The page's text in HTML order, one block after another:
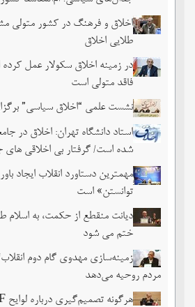
اخلاق و فرهنگ در کشور متولی
طلایی اخلاق
در زمینه اخلاق سکولار عمل کرده
فاقد متولی است
نشست علمی “اخلاق سیاسی”
استاد دانشگاه تهران: اخلاق در
شده است/ گرفتار بی اخلاقی های
مهمترین دستاورد انقلاب ایجاد
توانستن» است
دیانت منقطع از حکمت، به اسلام
ختم می شود
زمینه‌سازی مهدوی گام دوم انقلاب/
مردم روحیه می‌دهد